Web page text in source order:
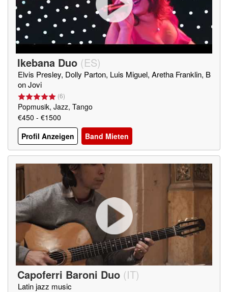
Ikebana Duo (ES)
Elvis Presley, Dolly Parton, Luis Miguel, Aretha Franklin, B
on Jovi
(6)
Popmusik, Jazz, Tango
€450 - €1500
Profil Anzeigen
Band Mieten
Capoferri Baroni Duo (IT)
Latin jazz music